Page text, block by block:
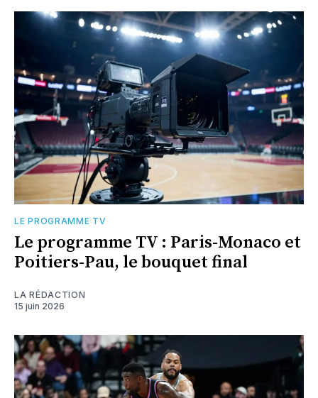
LE PROGRAMME TV
Le programme TV : Paris-Monaco et
Poitiers-Pau, le bouquet final
LA RÉDACTION
15 juin 2026